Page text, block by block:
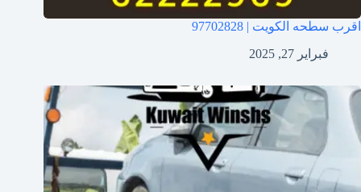
اقرب سطحه الكويت | 97702828
فبراير 27, 2025